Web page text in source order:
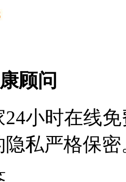
顾问
小时在线
隐私严格保密